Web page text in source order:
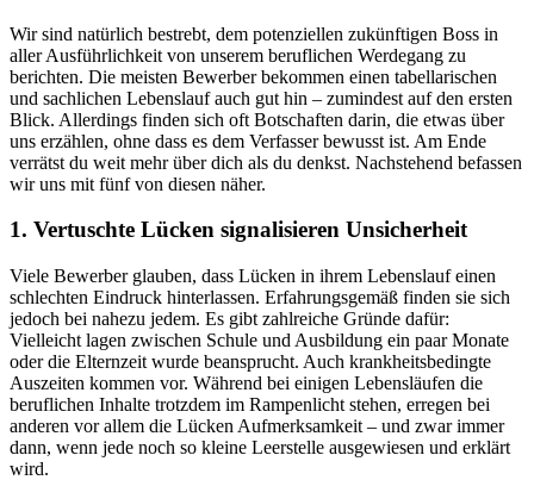
Wir sind natürlich bestrebt, dem potenziellen zukünftigen Boss in
aller Ausführlichkeit von unserem beruflichen Werdegang zu
berichten. Die meisten Bewerber bekommen einen tabellarischen
und sachlichen Lebenslauf auch gut hin – zumindest auf den ersten
Blick. Allerdings finden sich oft Botschaften darin, die etwas über
uns erzählen, ohne dass es dem Verfasser bewusst ist. Am Ende
verrätst du weit mehr über dich als du denkst. Nachstehend befassen
wir uns mit fünf von diesen näher.
1. Vertuschte Lücken signalisieren Unsicherheit
Viele Bewerber glauben, dass Lücken in ihrem Lebenslauf einen
schlechten Eindruck hinterlassen. Erfahrungsgemäß finden sie sich
jedoch bei nahezu jedem. Es gibt zahlreiche Gründe dafür:
Vielleicht lagen zwischen Schule und Ausbildung ein paar Monate
oder die Elternzeit wurde beansprucht. Auch krankheitsbedingte
Auszeiten kommen vor. Während bei einigen Lebensläufen die
beruflichen Inhalte trotzdem im Rampenlicht stehen, erregen bei
anderen vor allem die Lücken Aufmerksamkeit – und zwar immer
dann, wenn jede noch so kleine Leerstelle ausgewiesen und erklärt
wird.